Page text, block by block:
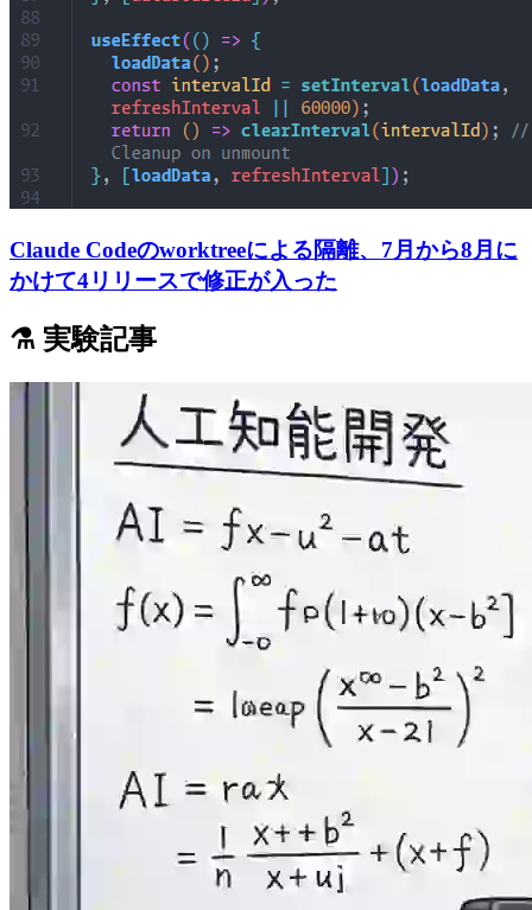
Claude Codeのworktreeによる隔離、7月から8月に
かけて4リリースで修正が入った
⚗️ 実験記事